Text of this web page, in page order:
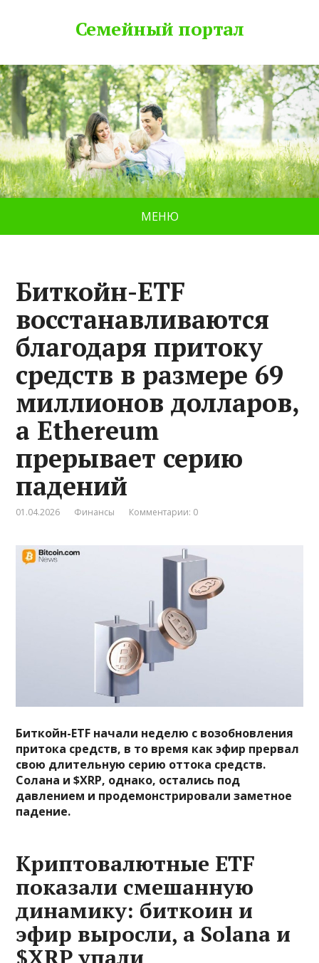
Семейный портал
МЕНЮ
Биткойн-ETF
восстанавливаются
благодаря притоку
средств в размере 69
миллионов долларов,
а Ethereum
прерывает серию
падений
01.04.2026 Финансы Комментарии: 0
Биткойн-ETF начали неделю с возобновления
притока средств, в то время как эфир прервал
свою длительную серию оттока средств.
Солана и $XRP, однако, остались под
давлением и продемонстрировали заметное
падение.
Криптовалютные ETF
показали смешанную
динамику: биткоин и
эфир выросли, а Solana и
$XRP упали